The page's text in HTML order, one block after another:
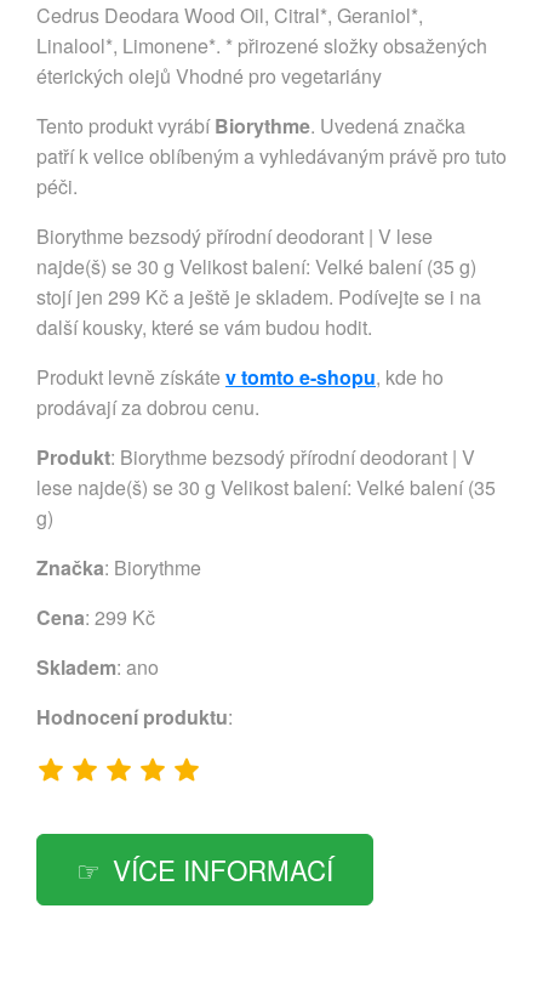
Cedrus Deodara Wood Oil, Citral*, Geraniol*,
Linalool*, Limonene*. * přirozené složky obsažených
éterických olejů Vhodné pro vegetariány
Tento produkt vyrábíBiorythme. Uvedená značka
patří k velice oblíbeným a vyhledávaným právě pro tuto
péči.
Biorythme bezsodý přírodní deodorant | V lese
najde(š) se 30 g Velikost balení: Velké balení (35 g)
stojí jen 299 Kč a ještě je skladem. Podívejte se i na
další kousky, které se vám budou hodit.
Produkt levně získáte v tomto e-shopu, kde ho
prodávají za dobrou cenu.
Produkt: Biorythme bezsodý přírodní deodorant | V
lese najde(š) se 30 g Velikost balení: Velké balení (35
g)
Značka: Biorythme
Cena: 299 Kč
Skladem: ano
Hodnocení produktu:
VÍCE INFORMACÍ